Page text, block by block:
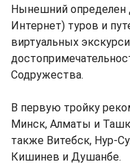
Нынешний определен
Интернет) туров и
виртуальных
Содружества.
В первую тройку
Минск, Алматы и
также Витебск, Нур-
Кишинев и Душанбе.